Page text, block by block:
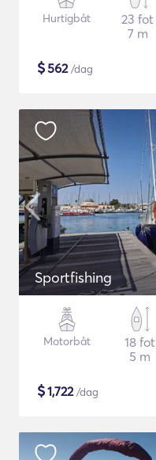
Hurtigbåt
23 fot
7 m
$562/dag
Sportfishing
Motorbåt
18 fot
5 m
$1,722/dag